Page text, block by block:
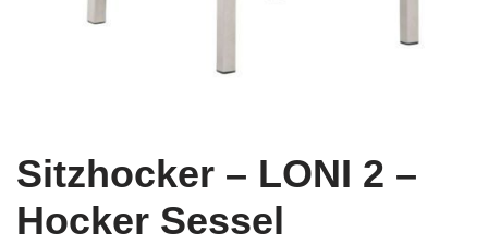
Sitzhocker – LONI 2 –
Hocker Sessel